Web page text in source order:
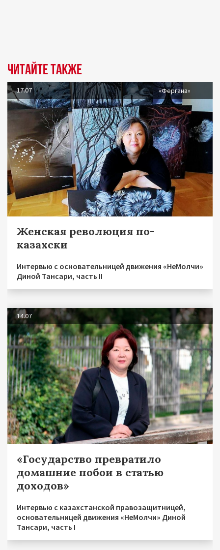
Читайте также
17.07 «Фергана»
Женская революция по-
казахски
Интервью с основательницей движения «НеМолчи»
Диной Тансари, часть II
14.07
«Государство превратило
домашние побои в статью
доходов»
Интервью с казахстанской правозащитницей,
основательницей движения «НеМолчи» Диной
Тансари, часть I